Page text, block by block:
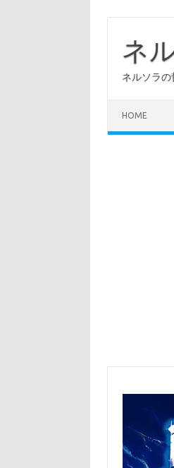
ネ
ネルソラの
HOME